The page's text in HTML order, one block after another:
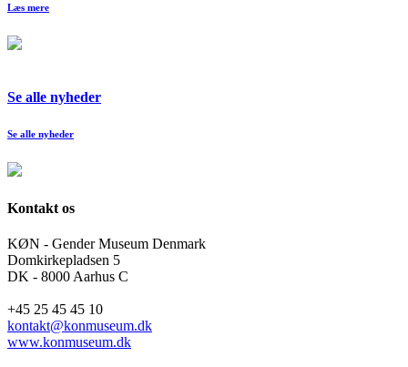
Læs mere
Se alle nyheder
Se alle nyheder
Kontakt os
KØN - Gender Museum Denmark
Domkirkepladsen 5
DK - 8000 Aarhus C
+45 25 45 45 10
kontakt@konmuseum.dk
www.konmuseum.dk